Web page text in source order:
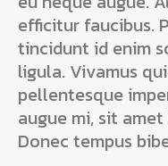
efficitur faucibus.
tincidunt id enim
ligula. Vivamus
pellentesque
augue mi, sit
Donec tempus